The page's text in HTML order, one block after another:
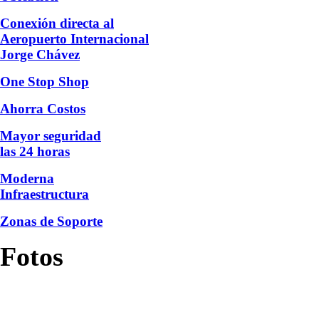
Conexión directa al
Aeropuerto Internacional
Jorge Chávez
One Stop Shop
Ahorra Costos
Mayor seguridad
las 24 horas
Moderna
Infraestructura
Zonas de Soporte
Fotos